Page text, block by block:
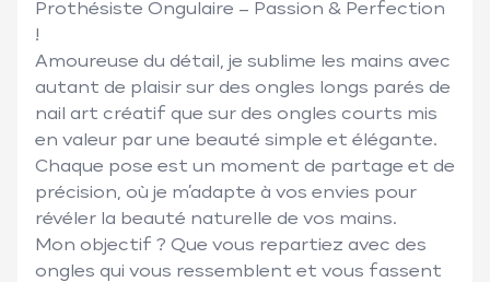
Prothésiste Ongulaire – Passion & Perfection
!
Amoureuse du détail, je sublime les mains avec
autant de plaisir sur des ongles longs parés de
nail art créatif que sur des ongles courts mis
en valeur par une beauté simple et élégante.
Chaque pose est un moment de partage et de
précision, où je m’adapte à vos envies pour
révéler la beauté naturelle de vos mains.
Mon objectif ? Que vous repartiez avec des
ongles qui vous ressemblent et vous fassent